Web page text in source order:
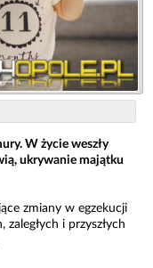
W życie weszły
ukrywanie majątku
zmiany w egzekucji
i przyszłych